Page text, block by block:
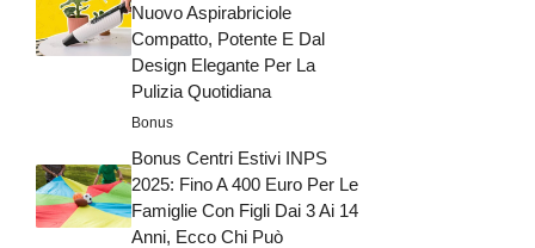
Nuovo Aspirabriciole
Compatto, Potente E Dal
Design Elegante Per La
Pulizia Quotidiana
Bonus
Bonus Centri Estivi INPS
2025: Fino A 400 Euro Per Le
Famiglie Con Figli Dai 3 Ai 14
Anni, Ecco Chi Può